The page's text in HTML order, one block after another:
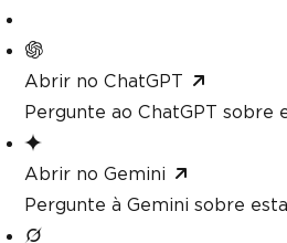
Abrir no ChatGPT
Pergunte ao ChatGPT sobre
Abrir no Gemini
Pergunte à Gemini sobre